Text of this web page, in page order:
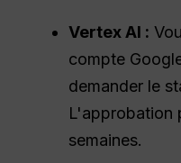
Vertex AI :
compte
demander le
L'approbation
semaines.